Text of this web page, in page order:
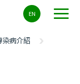
EN
染病介紹